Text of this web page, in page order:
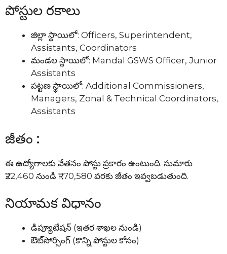
పోస్టుల రకాలు
జిల్లా స్థాయిలో: Officers, Superintendent,
Assistants, Coordinators
మండల స్థాయిలో: Mandal GSWS Officer, Junior
Assistants
పట్టణ స్థాయిలో: Additional Commissioners,
Managers, Zonal & Technical Coordinators,
Assistants
జీతం :
ఈ ఉద్యోగాలకు వేతనం పోస్టు ప్రకారం ఉంటుంది. సుమారు
₹22,460 నుండి ₹1,70,580 వరకు జీతం ఇవ్వబడుతుంది.
నియామక విధానం
డిప్యూటేషన్ (ఇతర శాఖల నుండి)
ఔట్‌సోర్సింగ్ (కొన్ని పోస్టుల కోసం)